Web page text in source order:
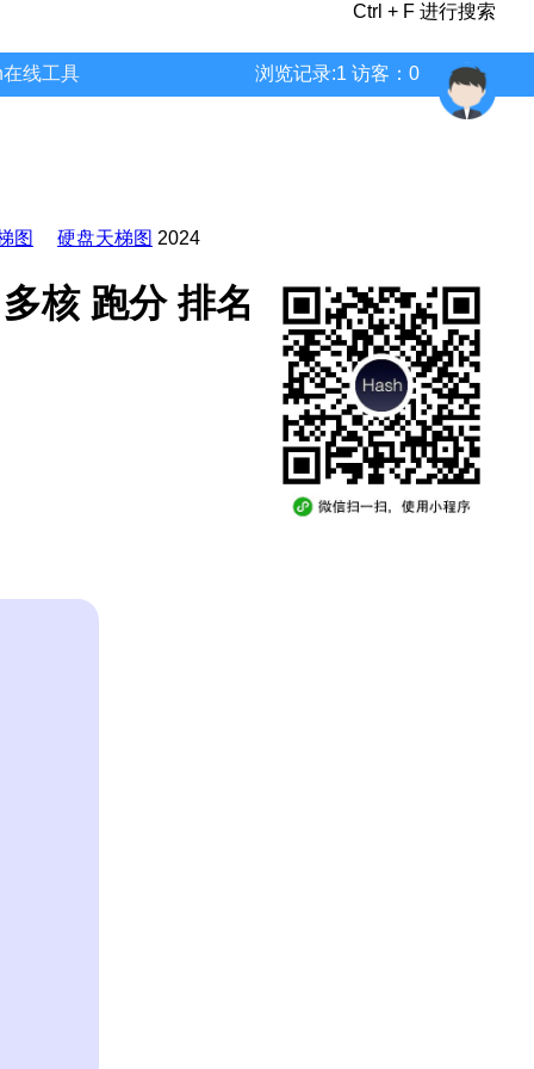
Ctrl + F 进行搜索
线工具 浏览记录:1 访客：0
图 硬盘天梯图 2024
核 跑分 排名